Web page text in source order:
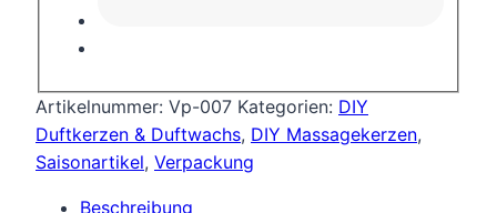
Artikelnummer: Vp-007 Kategorien: DIY
Duftkerzen & Duftwachs, DIY Massagekerzen,
Saisonartikel, Verpackung
Beschreibung